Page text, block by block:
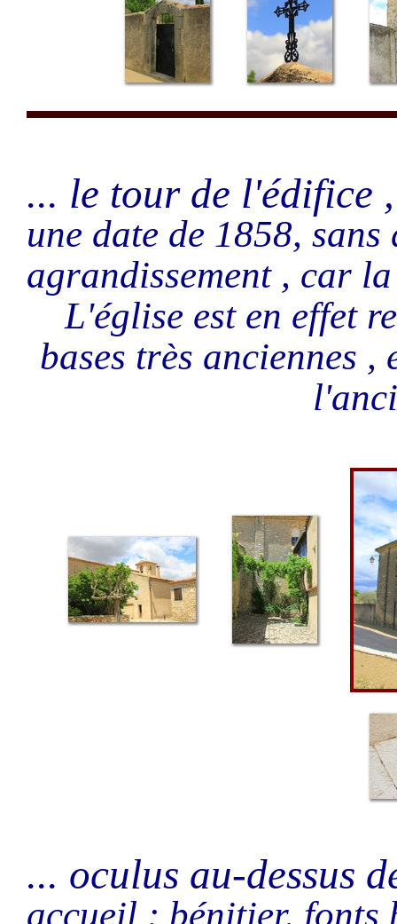
... le tour de l'édifice
une date de 1858,
agrandissement , car
L'église est en effet
bases très anciennes
... oculus au-dessus
accueil : bénitier, fonts